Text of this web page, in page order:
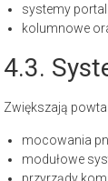
systemy
kolumnowe
4.3.
Zwiększają
mocowania
modułowe